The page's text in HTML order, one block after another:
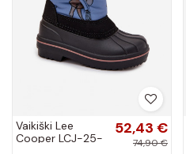
Vaikiški Lee
Cooper LCJ-25-
52,43 €
74,90 €